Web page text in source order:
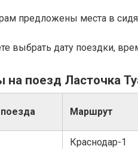
предложены места в
выбрать дату поездки,
на поезд Ласточка
Маршрут
Краснодар-1